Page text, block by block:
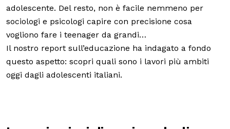
adolescente. Del resto, non è facile nemmeno per
sociologi e psicologi capire con precisione cosa
vogliono fare i teenager da grandi…
Il nostro report sull’educazione ha indagato a fondo
questo aspetto: scopri quali sono i lavori più ambiti
oggi dagli adolescenti italiani.